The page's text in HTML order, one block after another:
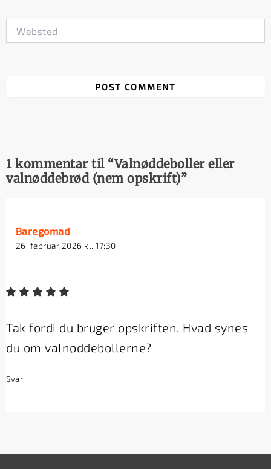
1 kommentar til “Valnøddeboller eller
valnøddebrød (nem opskrift)”
Baregomad
26. februar 2026 kl. 17:30
Tak fordi du bruger opskriften. Hvad synes
du om valnøddebollerne?
Svar